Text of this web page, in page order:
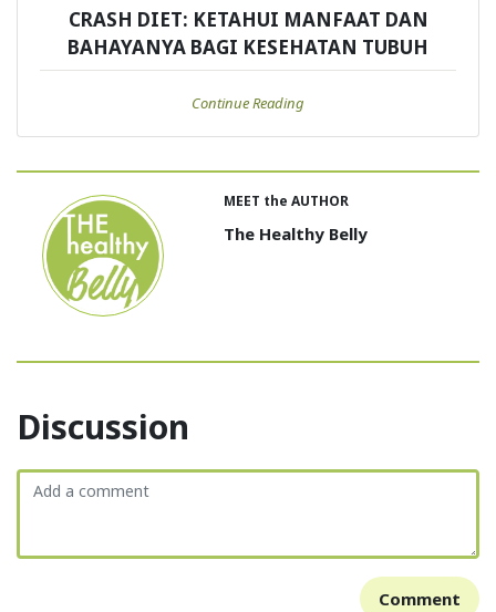
CRASH DIET: KETAHUI MANFAAT DAN
BAHAYANYA BAGI KESEHATAN TUBUH
Continue Reading
MEET the AUTHOR
The Healthy Belly
Discussion
Comment